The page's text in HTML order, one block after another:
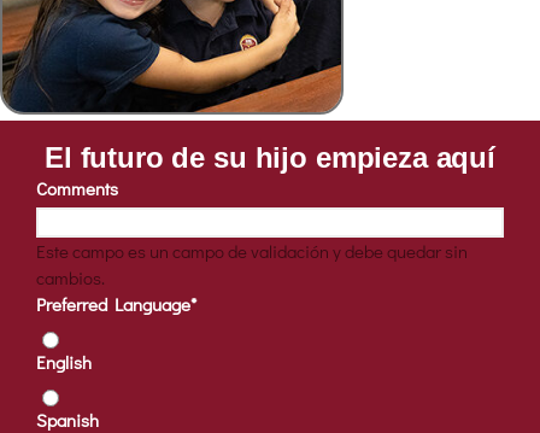
El futuro de su hijo empieza aquí
Comments
Este campo es un campo de validación y debe quedar sin
cambios.
Preferred Language*
English
Spanish